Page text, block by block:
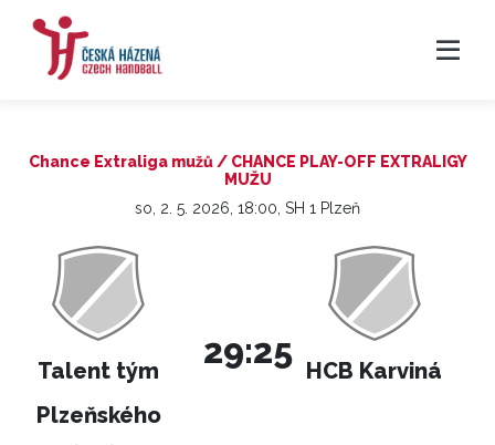
Chance Extraliga mužů / CHANCE PLAY-OFF EXTRALIGY
MUŽU
so, 2. 5. 2026, 18:00, SH 1 Plzeň
Talent tým
Plzeňského
29:25 HCB Karviná